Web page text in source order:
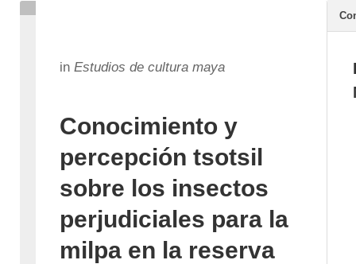
in Estudios de cultura maya
Conocimiento y
percepción tsotsil
sobre los insectos
perjudiciales para la
milpa en la reserva